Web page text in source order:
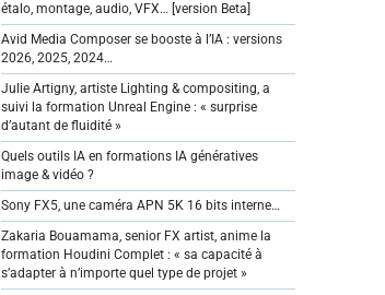
étalo, montage, audio, VFX… [version Beta]
Avid Media Composer se booste à l’IA : versions
2026, 2025, 2024…
Julie Artigny, artiste Lighting & compositing, a
suivi la formation Unreal Engine : « surprise
d’autant de fluidité »
Quels outils IA en formations IA génératives
image & vidéo ?
Sony FX5, une caméra APN 5K 16 bits interne…
Zakaria Bouamama, senior FX artist, anime la
formation Houdini Complet : « sa capacité à
s’adapter à n’importe quel type de projet »